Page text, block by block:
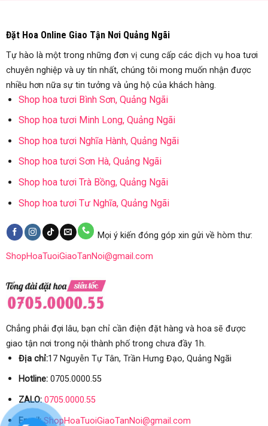
Đặt Hoa Online Giao Tận Nơi Quảng Ngãi
Tự hào là một trong những đơn vị cung cấp các dịch vụ hoa tươi
chuyên nghiệp và uy tín nhất, chúng tôi mong muốn nhận được
nhiều hơn nữa sự tin tưởng và ủng hộ của khách hàng.
Shop hoa tươi Bình Sơn, Quảng Ngãi
Shop hoa tươi Minh Long, Quảng Ngãi
Shop hoa tươi Nghĩa Hành, Quảng Ngãi
Shop hoa tươi Sơn Hà, Quảng Ngãi
Shop hoa tươi Trà Bồng, Quảng Ngãi
Shop hoa tươi Tư Nghĩa, Quảng Ngãi
Mọi ý kiến đóng góp xin gửi về hòm thư:
ShopHoaTuoiGiaoTanNoi@gmail.com
Chẳng phải đợi lâu, bạn chỉ cần điện đặt hàng và hoa sẽ được
giao tận nơi trong nội thành phố trong chưa đầy 1h.
Địa chỉ:17 Nguyễn Tự Tân, Trần Hưng Đạo, Quảng Ngãi
Hotline:0705.0000.55
ZALO: 0705.0000.55
Email: ShopHoaTuoiGiaoTanNoi@gmail.com